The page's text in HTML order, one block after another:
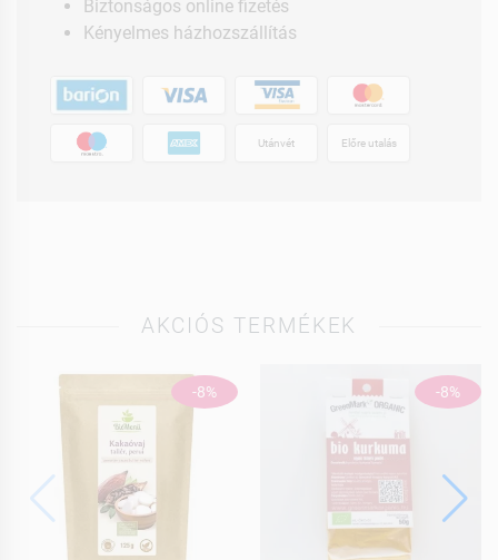
Biztonságos online fizetés
Kényelmes házhozszállítás
Utánvét Előre utalás
AKCIÓS TERMÉKEK
-8% -8%